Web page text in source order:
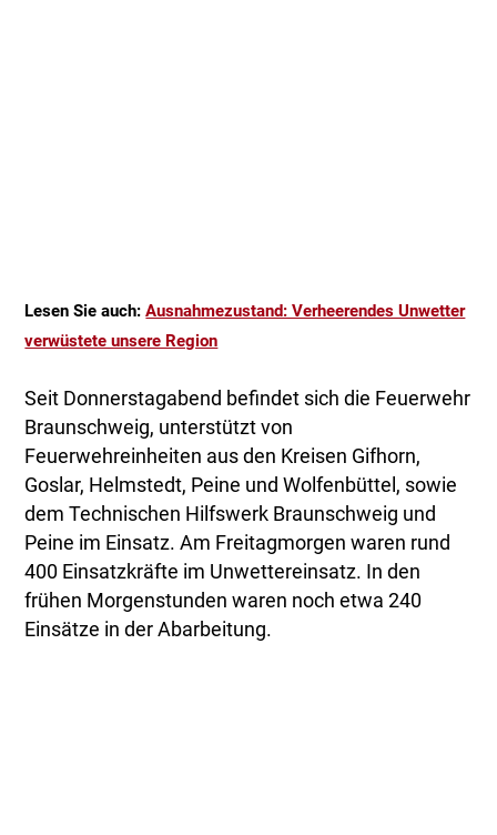
Lesen Sie auch:Ausnahmezustand: Verheerendes Unwetter
verwüstete unsere Region
Seit Donnerstagabend befindet sich die Feuerwehr
Braunschweig, unterstützt von
Feuerwehreinheiten aus den Kreisen Gifhorn,
Goslar, Helmstedt, Peine und Wolfenbüttel, sowie
dem Technischen Hilfswerk Braunschweig und
Peine im Einsatz. Am Freitagmorgen waren rund
400 Einsatzkräfte im Unwettereinsatz. In den
frühen Morgenstunden waren noch etwa 240
Einsätze in der Abarbeitung.